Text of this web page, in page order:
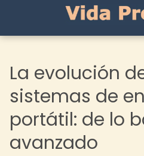
La evolución
sistemas de
portátil: de lo
avanzado